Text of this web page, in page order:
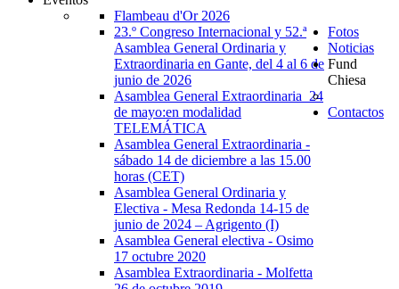
Flambeau d'Or 2026
23.º Congreso Internacional y 52.ª
Asamblea General Ordinaria y
Extraordinaria en Gante, del 4 al 6 de
junio de 2026
Asamblea General Extraordinaria_24
de mayo:en modalidad
TELEMÁTICA
Asamblea General Extraordinaria -
sábado 14 de diciembre a las 15.00
horas (CET)
Asamblea General Ordinaria y
Electiva - Mesa Redonda 14-15 de
junio de 2024 – Agrigento (I)
Asamblea General electiva - Osimo
17 octubre 2020
Asamblea Extraordinaria - Molfetta
Fotos
Noticias
Fund
Chiesa
Contactos